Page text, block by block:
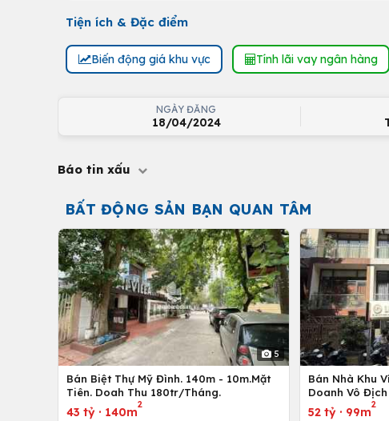
Tiện ích & Đặc điểm
Biến động giá khu vực Tính lãi vay ngân hàng
NGÀY ĐĂNG
18/04/2024
Báo tin xấu
BẤT ĐỘNG SẢN BẠN QUAN TÂM
5
Bán Biệt Thự Mỹ Đình. 140m - 10m.Mặt
Tiên. Doah Thu 180tr/Tháng.
43 tỷ · 140m
2
Bán Nhà Khu
Doanh Vô Địch
52 tỷ · 99m
2